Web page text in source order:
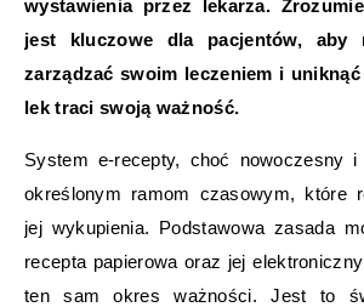
wystawienia przez lekarza.
jest kluczowe dla pacjentów, aby
zarządzać swoim leczeniem i
lek traci swoją ważność.
System e-recepty, choć nowoczesny i
określonym ramom czasowym, które
jej wykupienia. Podstawowa zasada
recepta papierowa oraz jej
ten sam okres ważności. Jest to